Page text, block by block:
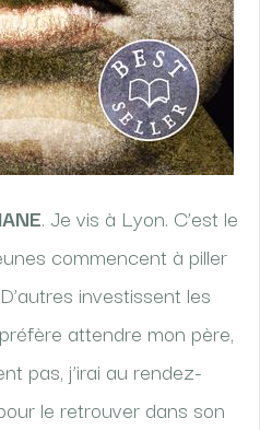
. Je vis à Lyon. C’est le
commencent à piller
investissent les
attendre mon père,
pas, j’irai au rendez-
le retrouver dans son